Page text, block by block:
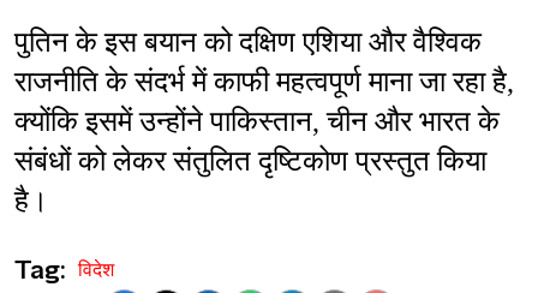
पुतिन के इस बयान को दक्षिण एशिया और वैश्विक
राजनीति के संदर्भ में काफी महत्वपूर्ण माना जा रहा है,
क्योंकि इसमें उन्होंने पाकिस्तान, चीन और भारत के
संबंधों को लेकर संतुलित दृष्टिकोण प्रस्तुत किया
है।
Tag: विदेश